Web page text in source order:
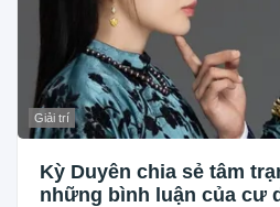
Giải trí
Kỳ Duyên chia sẻ tâm
những bình luận của cư